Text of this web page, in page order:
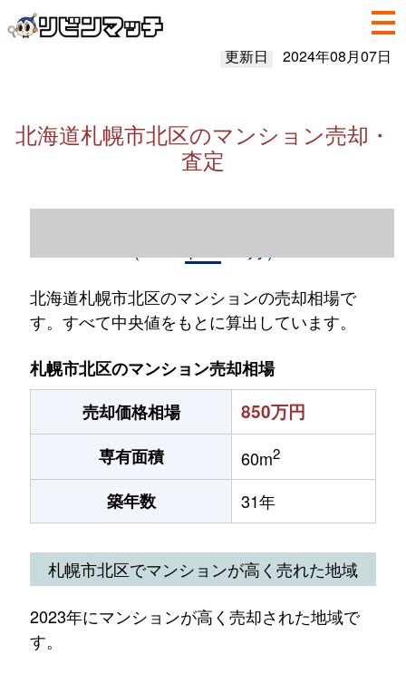
更新日 2024年08月07日
北海道札幌市北区のマンション売却・
査定
北海道札幌市北区のマンションの売却相場で
す。すべて中央値をもとに算出しています。
札幌市北区のマンション売却相場
売却価格相場
850万円
専有面積 60m2
築年数 31年
札幌市北区でマンションが高く売れた地域
2023年にマンションが高く売却された地域で
す。